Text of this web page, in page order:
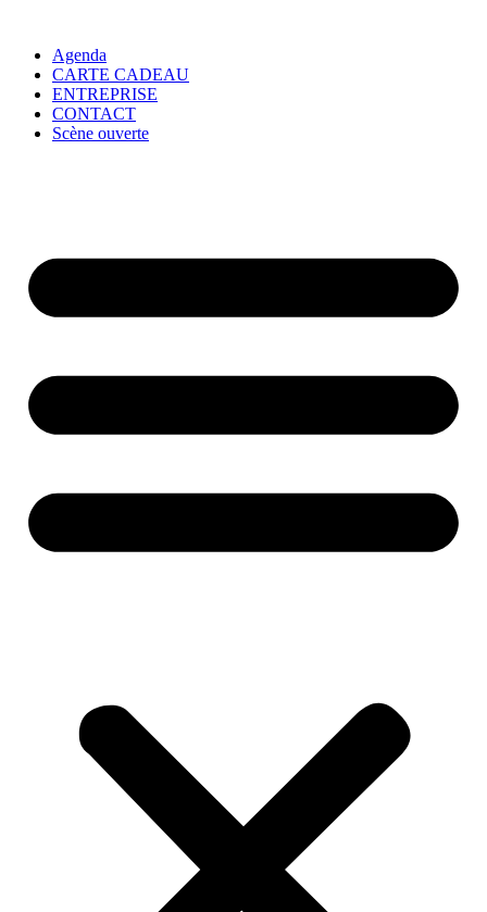
Agenda
CARTE CADEAU
ENTREPRISE
CONTACT
Scène ouverte